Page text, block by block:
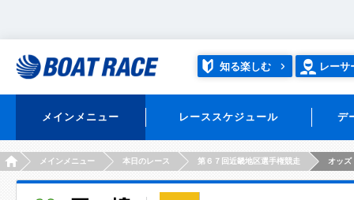
知る楽しむ レーサ
メインメニュー レーススケジュール デ
HOMEメインメニュー 本日のレース 第６７回近畿地区選手権競走 オッズ